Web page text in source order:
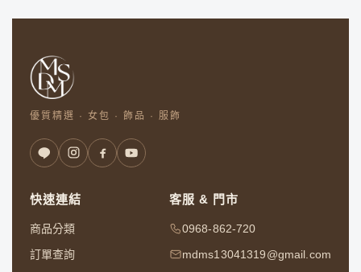
優質精選 · 女包 · 飾品 · 服飾
快速連結
商品分類
訂單查詢
客服 & 門市
0968-862-720
mdms13041319@gmail.com